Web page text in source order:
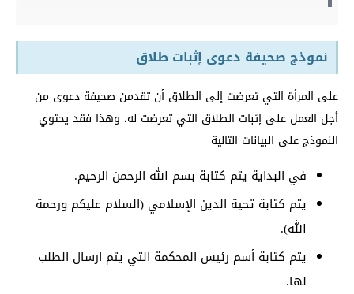
نموذج صحيفة دعوى إثبات طلاق
على المرأة التي تعرضت إلى الطلاق أن تقدمن صحيفة دعوى من
أجل العمل على إثبات الطلاق التي تعرضت له، وهذا فقد يحتوي
النموذج على البيانات التالية
في البداية يتم كتابة بسم الله الرحمن الرحيم.
يتم كتابة تحية الدين الإسلامي (السلام عليكم ورحمة
الله).
يتم كتابة أسم رئيس المحكمة التي يتم ارسال الطلب
لها.